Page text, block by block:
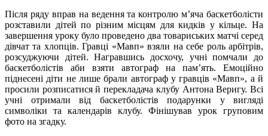
Після ряду вправ на ведення та контролю м’яча баскетболісти
розставили дітей по різним місцям для кидків у кільце. На
завершення уроку було проведено два товариських матчі серед
дівчат та хлопців. Гравці «Мавп» взяли на себе роль арбітрів,
розсуджуючи дітей. Награвшись досхочу, учні помчали до
баскетболістів аби взяти автограф на пам’ять. Емоційно
піднесені діти не лише брали автограф у гравців «Мавп», а й
просили розписатися й перекладача клубу Антона Веригу. Всі
учні отримали від баскетболістів подарунки у вигляді
символіки та календарів клубу.
Фінішував урок груповим
фото на згадку.